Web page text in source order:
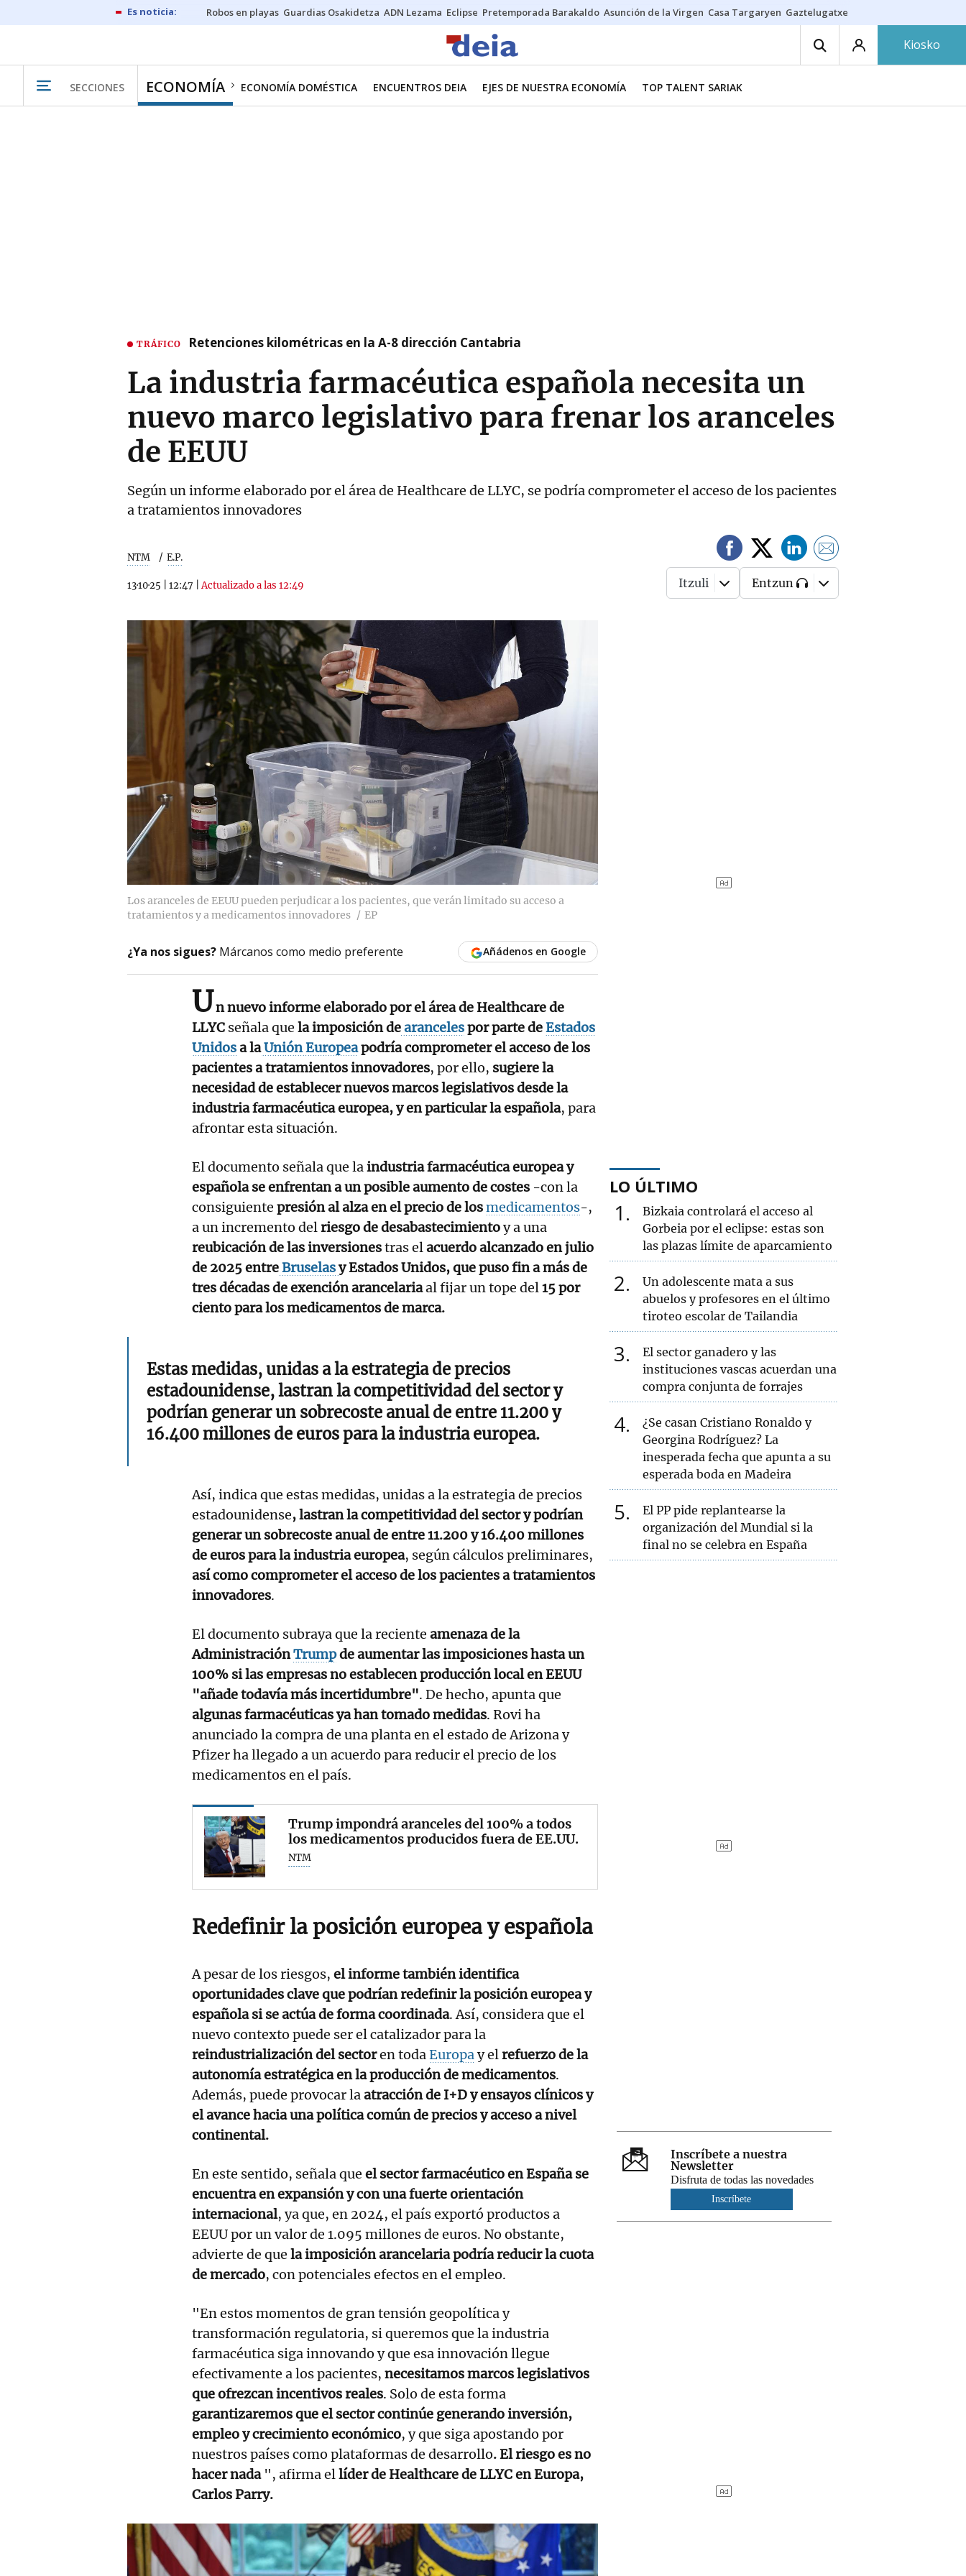
Robos en playas Guardias Osakidetza ADN Lezama Eclipse Pretemporada Barakaldo Asunción de la Virgen Casa Targaryen Gaztelugatxe
Kiosko
SECCIONES ECONOMÍA ECONOMÍA DOMÉSTICA ENCUENTROS DEIA EJES DE NUESTRA ECONOMÍA TOP TALENT SARIAK
TRÁFICO Retenciones kilométricas en la A-8 dirección Cantabria
La industria farmacéutica española necesita un
nuevo marco legislativo para frenar los aranceles
de EEUU
Según un informe elaborado por el área de Healthcare de LLYC, se podría comprometer el acceso de los pacientes
a tratamientos innovadores
NTM E.P.
13·10·25 12:47 |Actualizado a las 12:49 Itzuli Entzun
Los aranceles de EEUU pueden perjudicar a los pacientes, que verán limitado su acceso a
tratamientos y a medicamentos innovadores
EP
¿Ya nos sigues? Márcanos como medio preferente Añádenos en Google
Un nuevo informe elaborado por el área de Healthcare de
LLYC señala que la imposición dearancelespor parte deEstados
Unidosa laUnión Europeapodría comprometer el acceso de los
pacientes a tratamientos innovadores, por ello, sugiere la
necesidad de establecer nuevos marcos legislativos desde la
industria farmacéutica europea, y en particular la española, para
afrontar esta situación.
El documento señala que laindustria farmacéutica europea y
española se enfrentan a un posible aumento de costes -con la
consiguiente presión al alza en el precio de losmedicamentos-,
a un incremento delriesgo de desabastecimientoy a una
reubicación de las inversionestras elacuerdo alcanzado en julio
de 2025 entreBruselasy Estados Unidos, que puso fin a más de
tres décadas de exención arancelariaal fijar un tope del15 por
ciento para los medicamentos de marca.
Estas medidas, unidas a la estrategia de precios
estadounidense, lastran la competitividad del sector y
podrían generar un sobrecoste anual de entre 11.200 y
16.400 millones de euros para la industria europea.
Así, indica que estas medidas, unidas a la estrategia de precios
estadounidense, lastran la competitividad del sector y podrían
generar un sobrecoste anual de entre 11.200 y 16.400 millones
de euros para la industria europea, según cálculos preliminares,
así como comprometer el acceso de los pacientes a tratamientos
innovadores.
El documento subraya que la reciente amenaza de la
AdministraciónTrumpde aumentar las imposiciones hasta un
100% si las empresas no establecen producción local en EEUU
"añade todavía más incertidumbre". De hecho, apunta que
algunas farmacéuticas ya han tomado medidas. Rovi ha
anunciado la compra de una planta en el estado de Arizona y
Pfizer ha llegado a un acuerdo para reducir el precio de los
medicamentos en el país.
Trump impondrá aranceles del 100% a todos
los medicamentos producidos fuera de EE.UU.
NTM
Redefinir la posición europea y española
A pesar de los riesgos, el informe también identifica
oportunidades clave que podrían redefinir la posición europea y
española si se actúa de forma coordinada. Así, considera que el
nuevo contexto puede ser el catalizador para la
reindustrialización del sectoren todaEuropay elrefuerzo de la
autonomía estratégica en la producción de medicamentos.
Además, puede provocar laatracción de I+D y ensayos clínicos y
el avance hacia una política común de precios y acceso a nivel
continental.
En este sentido, señala que el sector farmacéutico en España se
encuentra en expansión y con una fuerte orientación
internacional, ya que, en 2024, el país exportó productos a
EEUU por un valor de 1.095 millones de euros. No obstante,
advierte de que la imposición arancelaria podría reducir la cuota
de mercado, con potenciales efectos en el empleo.
"En estos momentos de gran tensión geopolítica y
transformación regulatoria, si queremos que la industria
farmacéutica siga innovando y que esa innovación llegue
efectivamente a los pacientes, necesitamos marcos legislativos
que ofrezcan incentivos reales. Solo de esta forma
garantizaremos que el sector continúe generando inversión,
empleo y crecimiento económico, y que siga apostando por
nuestros países como plataformas de desarrollo. El riesgo es no
hacer nada", afirma ellíder de Healthcare de LLYC en Europa,
Carlos Parry.
LO ÚLTIMO
1
Bizkaia controlará el acceso al
Gorbeia por el eclipse: estas son
las plazas límite de aparcamiento
2
Un adolescente mata a sus
abuelos y profesores en el último
tiroteo escolar de Tailandia
3
El sector ganadero y las
instituciones vascas acuerdan una
compra conjunta de forrajes
4
¿Se casan Cristiano Ronaldo y
Georgina Rodríguez? La
inesperada fecha que apunta a su
esperada boda en Madeira
5
El PP pide replantearse la
organización del Mundial si la
final no se celebra en España
Inscríbete a nuestra
Newsletter
Disfruta de todas las novedades
Inscríbete